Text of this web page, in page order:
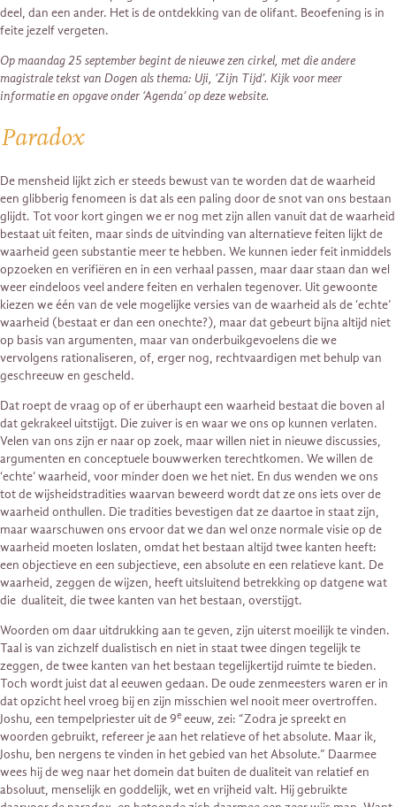
deel, dan een ander. Het is de ontdekking van de olifant. Beoefening is in
feite jezelf vergeten.
Op maandag 25 september begint de nieuwe zen cirkel, met die andere
magistrale tekst van Dogen als thema: Uji, ‘Zijn Tijd’. Kijk voor meer
informatie en opgave onder ‘Agenda’ op deze website.
Paradox
De mensheid lijkt zich er steeds bewust van te worden dat de waarheid
een glibberig fenomeen is dat als een paling door de snot van ons bestaan
glijdt. Tot voor kort gingen we er nog met zijn allen vanuit dat de waarheid
bestaat uit feiten, maar sinds de uitvinding van alternatieve feiten lijkt de
waarheid geen substantie meer te hebben. We kunnen ieder feit inmiddels
opzoeken en verifiëren en in een verhaal passen, maar daar staan dan wel
weer eindeloos veel andere feiten en verhalen tegenover. Uit gewoonte
kiezen we één van de vele mogelijke versies van de waarheid als de ‘echte’
waarheid (bestaat er dan een onechte?), maar dat gebeurt bijna altijd niet
op basis van argumenten, maar van onderbuikgevoelens die we
vervolgens rationaliseren, of, erger nog, rechtvaardigen met behulp van
geschreeuw en gescheld.
Dat roept de vraag op of er überhaupt een waarheid bestaat die boven al
dat gekrakeel uitstijgt. Die zuiver is en waar we ons op kunnen verlaten.
Velen van ons zijn er naar op zoek, maar willen niet in nieuwe discussies,
argumenten en conceptuele bouwwerken terechtkomen. We willen de
‘echte’ waarheid, voor minder doen we het niet. En dus wenden we ons
tot de wijsheidstradities waarvan beweerd wordt dat ze ons iets over de
waarheid onthullen. Die tradities bevestigen dat ze daartoe in staat zijn,
maar waarschuwen ons ervoor dat we dan wel onze normale visie op de
waarheid moeten loslaten, omdat het bestaan altijd twee kanten heeft:
een objectieve en een subjectieve, een absolute en een relatieve kant. De
waarheid, zeggen de wijzen, heeft uitsluitend betrekking op datgene wat
die dualiteit, die twee kanten van het bestaan, overstijgt.
Woorden om daar uitdrukking aan te geven, zijn uiterst moeilijk te vinden.
Taal is van zichzelf dualistisch en niet in staat twee dingen tegelijk te
zeggen, de twee kanten van het bestaan tegelijkertijd ruimte te bieden.
Toch wordt juist dat al eeuwen gedaan. De oude zenmeesters waren er in
dat opzicht heel vroeg bij en zijn misschien wel nooit meer overtroffen.
Joshu, een tempelpriester uit de 9e eeuw, zei: “Zodra je spreekt en
woorden gebruikt, refereer je aan het relatieve of het absolute. Maar ik,
Joshu, ben nergens te vinden in het gebied van het Absolute.” Daarmee
wees hij de weg naar het domein dat buiten de dualiteit van relatief en
absoluut, menselijk en goddelijk, wet en vrijheid valt. Hij gebruikte